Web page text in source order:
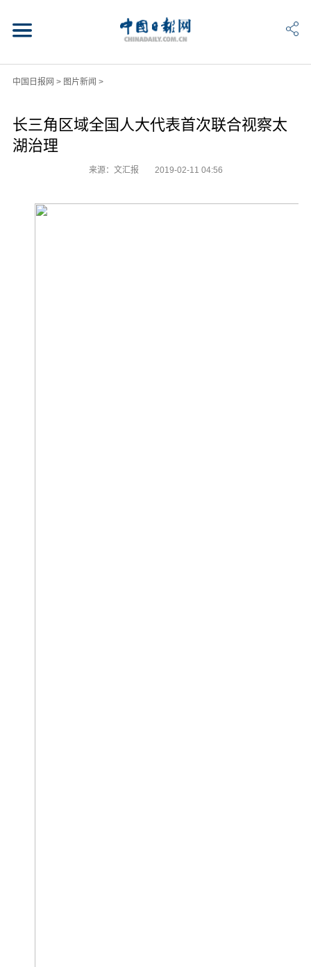
中国日报网 > 图片新闻 >
长三角区域全国人大代表首次联合视察太
湖治理
来源：文汇报 2019-02-11 04:56